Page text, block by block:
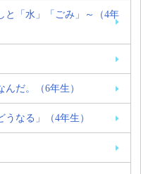
「水」「ごみ」～（4年
だ。（6年生）
なる」（4年生）